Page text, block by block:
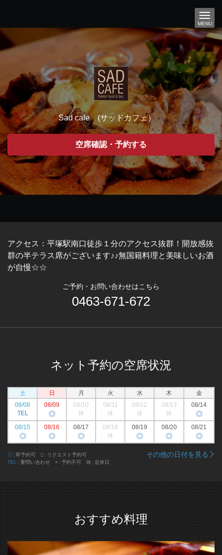
MENU
Sad cafe (サッドカフェ）
空席確認・予約する
アクセス： 平塚駅南口徒歩１分のアクセス抜群！開放感抜
群の半テラス席がございます♪♪無国籍料理と美味しいお酒
が自慢☆☆
ご予約・お問い合わせはこちら
0463-671-672
ネット予約の空席状況
土 日 月 火 水 木
金
08/08
TEL
08/09
◎
08/10
休
08/11
休
08/12
休
08/13
休
08/14
◎
08/15
◎
08/16
◎
08/17
◎
08/18
休
08/19
◎
08/20
◎
08/21
◎
◎ 即予約可 □
リクエスト予約可
TEL
要問い合わせ × 予約不可 休 定休日
その他の日付を見る
おすすめ料理